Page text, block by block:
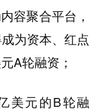
容聚合平台，
为资本、红点
A轮融资；
美元的B轮融